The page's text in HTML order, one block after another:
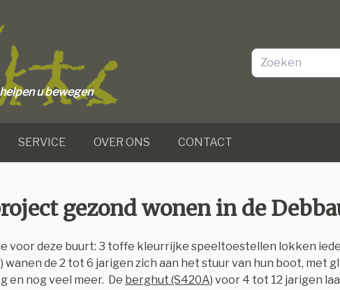
u bewegen
SERVICE OVER ONS CONTACT
gezond wonen in de
voor deze buurt: 3 toffe kleurrijke speeltoestellen lokken
wanen de 2 tot 6 jarigen zich aan het stuur van hun boot, met
en nog veel meer. De berghut (S420A) voor 4 tot 12 jarigen